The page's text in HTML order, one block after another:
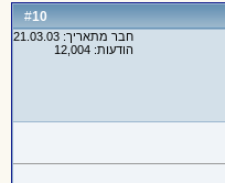
#
10
חבר מתאריך: 21.03.03
הודעות: 12,004